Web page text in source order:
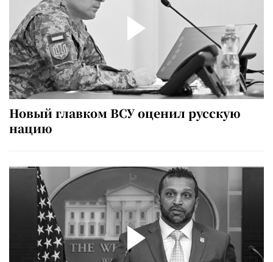
Новый главком ВСУ оценил русскую
нацию